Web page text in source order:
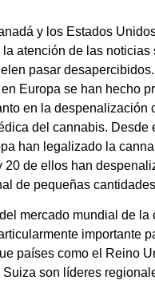
y los Estados
la atención de las noticias
pasar
Europa se han hecho
en la despenalización
del cannabis. Desde
han legalizado la
20 de ellos han
de pequeñas
mercado mundial de la
importante
países como el Reino
Suiza son líderes